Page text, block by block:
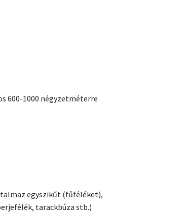
600-1000 négyzetméterre
egyszikűt (fűféléket),
tarackbúza stb.)